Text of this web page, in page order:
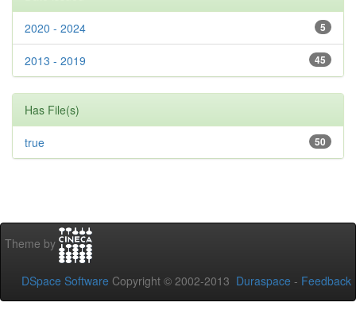
5
2020 - 2024
45
2013 - 2019
Has File(s)
50
true
Theme by
DSpace Software Copyright © 2002-2013 Duraspace - Feedback